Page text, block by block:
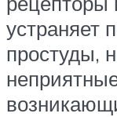
устраняет
простуды,